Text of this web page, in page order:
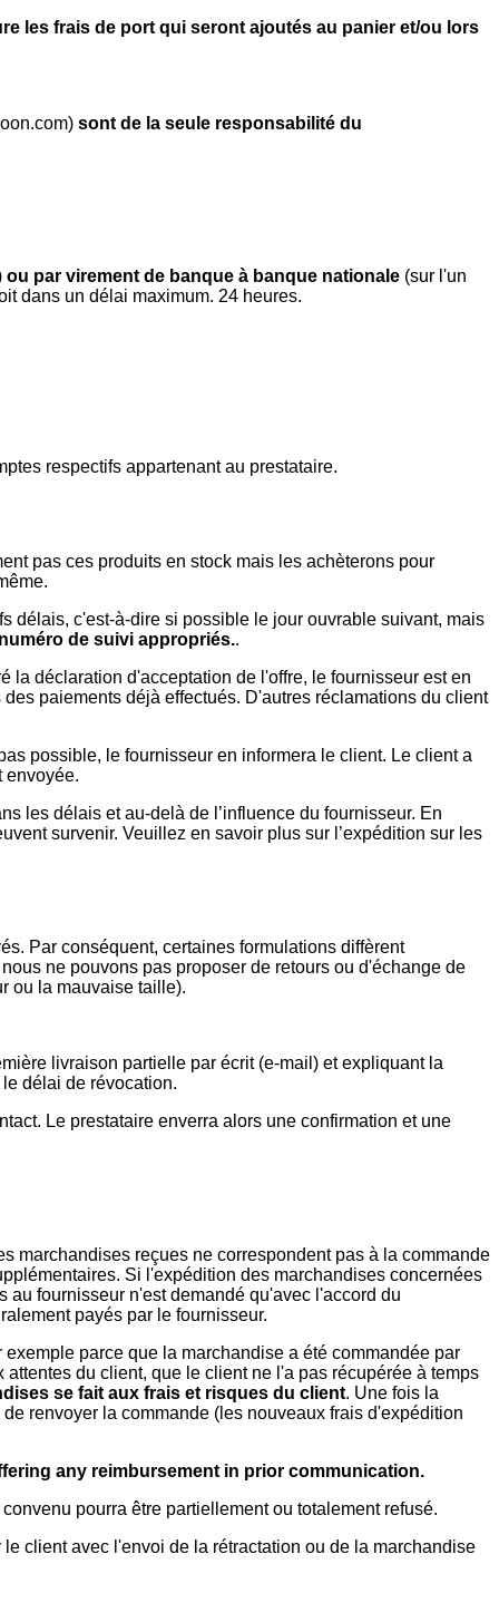
les frais de port qui seront ajoutés au panier et/ou lors
sont de la seule responsabilité du
ou par virement de banque à banque nationale (sur l'un
dans un délai maximum. 24 heures.
respectifs appartenant au prestataire.
pas ces produits en stock mais les achèterons pour
délais, c'est-à-dire si possible le jour ouvrable suivant, mais
de suivi appropriés..
déclaration d'acceptation de l'offre, le fournisseur est en
paiements déjà effectués. D'autres réclamations du client
possible, le fournisseur en informera le client. Le client a
envoyée.
les délais et au-delà de l’influence du fournisseur. En
survenir. Veuillez en savoir plus sur l’expédition sur les
Par conséquent, certaines formulations diffèrent
ne pouvons pas proposer de retours ou d'échange de
ou la mauvaise taille).
livraison partielle par écrit (e-mail) et expliquant la
délai de révocation.
Le prestataire enverra alors une confirmation et une
marchandises reçues ne correspondent pas à la commande
Si l'expédition des marchandises concernées
fournisseur n'est demandé qu'avec l'accord du
payés par le fournisseur.
parce que la marchandise a été commandée par
du client, que le client ne l'a pas récupérée à temps
se fait aux frais et risques du client. Une fois la
renvoyer la commande (les nouveaux frais d'expédition
any reimbursement in prior communication.
pourra être partiellement ou totalement refusé.
client avec l'envoi de la rétractation ou de la marchandise